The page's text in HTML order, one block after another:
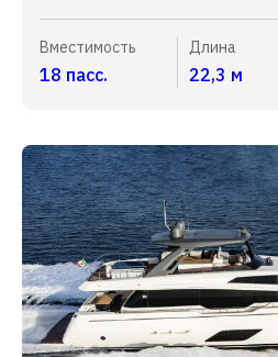
Вместимость
18 пасс.
Длина
22,3 м